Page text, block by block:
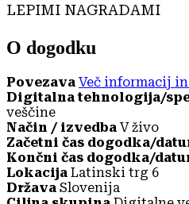
LEPIMI NAGRADAMI
O dogodku
Povezava Več informacij
Digitalna tehnologija/
veščine
Način / izvedba V živo
Začetni čas dogodka/
Končni čas dogodka/
Lokacija Latinski trg 6
Država Slovenija